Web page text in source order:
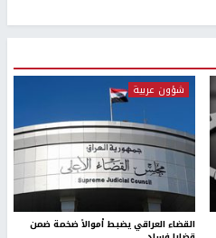
شؤون عربية
القضاء العراقي يضبط أموالاً ضخمة ضمن